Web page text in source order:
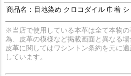
商品名：目地染め クロコダイル 巾着
※当店で使用している本革は全て本物
為、皮革の模様など掲載画面と異なる
皮革に関してはワシントン条約を元に
しています。